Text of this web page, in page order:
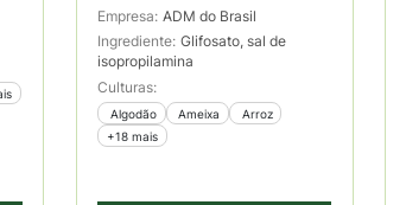
Empresa: ADM do Brasil
Ingrediente: Glifosato, sal de
isopropilamina
Culturas:
Algodão Ameixa
Arroz
+18 mais